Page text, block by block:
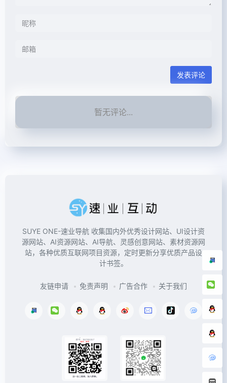
发表评论
暂无评论...
SUYE ONE-速业导航 收集国内外优秀设计网站、UI设计资
源网站、AI资源网站、AI导航、灵感创意网站、素材资源网
站，各种优质互联网项目资源，定时更新分享优质产品设
计书签。
友链申请 免责声明 广告合作 关于我们